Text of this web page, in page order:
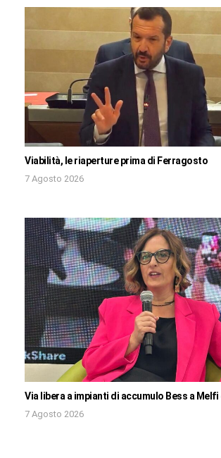
Viabilità, le riaperture prima di Ferragosto
7 Agosto 2026
Via libera a impianti di accumulo Bess a Melfi
7 Agosto 2026